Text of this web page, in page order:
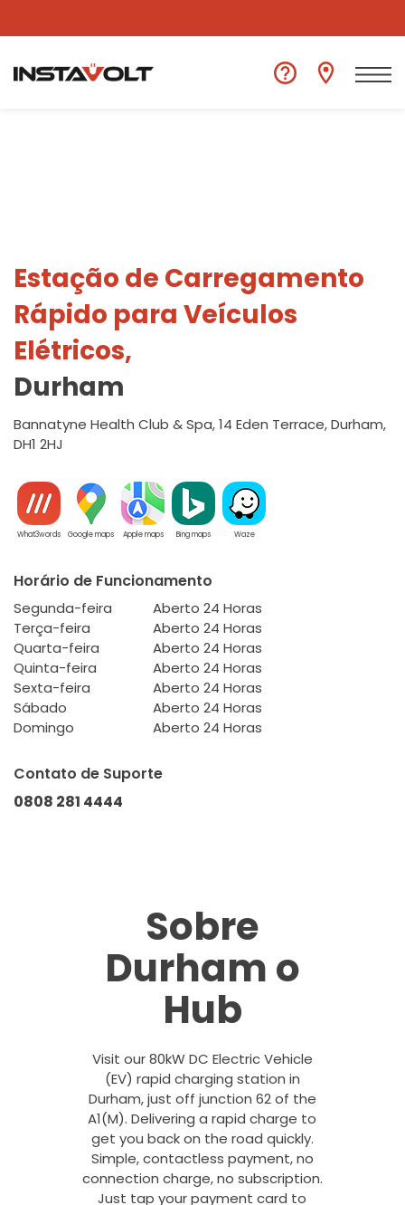
Ver outra localização
Estação de Carregamento
Rápido para Veículos
Elétricos,
Durham
Bannatyne Health Club & Spa, 14 Eden Terrace, Durham,
DH1 2HJ
What3words Google maps Apple maps Bing maps Waze
Horário de Funcionamento
Segunda-feira
Aberto 24 Horas
Terça-feira
Aberto 24 Horas
Quarta-feira
Aberto 24 Horas
Quinta-feira
Aberto 24 Horas
Sexta-feira
Aberto 24 Horas
Sábado
Aberto 24 Horas
Domingo
Aberto 24 Horas
Contato de Suporte
0808 281 4444
Sobre
Durham o
Hub
Visit our 80kW DC Electric Vehicle
(EV) rapid charging station in
Durham, just off junction 62 of the
A1(M). Delivering a rapid charge to
get you back on the road quickly.
Simple, contactless payment, no
connection charge, no subscription.
Just tap your payment card to